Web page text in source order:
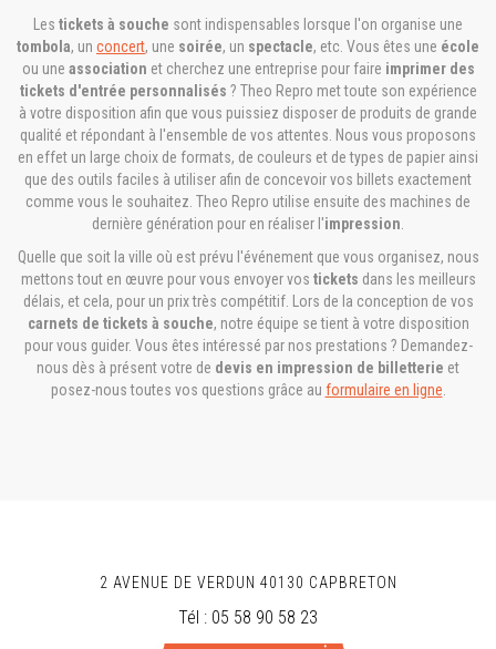
Les tickets à souche sont indispensables lorsque l'on organise une
tombola, un concert, une soirée, un spectacle, etc. Vous êtes une école
ou une association et cherchez une entreprise pour faire imprimer des
tickets d'entrée personnalisés ? Theo Repro met toute son expérience
à votre disposition afin que vous puissiez disposer de produits de grande
qualité et répondant à l'ensemble de vos attentes. Nous vous proposons
en effet un large choix de formats, de couleurs et de types de papier ainsi
que des outils faciles à utiliser afin de concevoir vos billets exactement
comme vous le souhaitez. Theo Repro utilise ensuite des machines de
dernière génération pour en réaliser l'impression
Quelle que soit la ville où est prévu l'événement que vous organisez, nous
mettons tout en œuvre pour vous envoyer vos tickets dans les meilleurs
délais, et cela, pour un prix très compétitif. Lors de la conception de vos
carnets de tickets à souche, notre équipe se tient à votre disposition
pour vous guider. Vous êtes intéressé par nos prestations ? Demandez-
nous dès à présent votre de devis en impression de billetterie et
posez-nous toutes vos questions grâce au formulaire en ligne
2 AVENUE DE VERDUN 40130 CAPBRETON
Tél : 05 58 90 58 23